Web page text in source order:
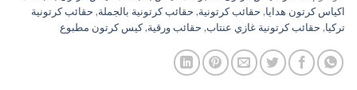
اكياس كرتون هدايا, حقائب كرتونية, حقائب كرتونية بالجملة, حقائب كرتونية
تركيا, حقائب كرتونية غازي عنتاب, حقائب ورقية,كيس كرتون مطبوع